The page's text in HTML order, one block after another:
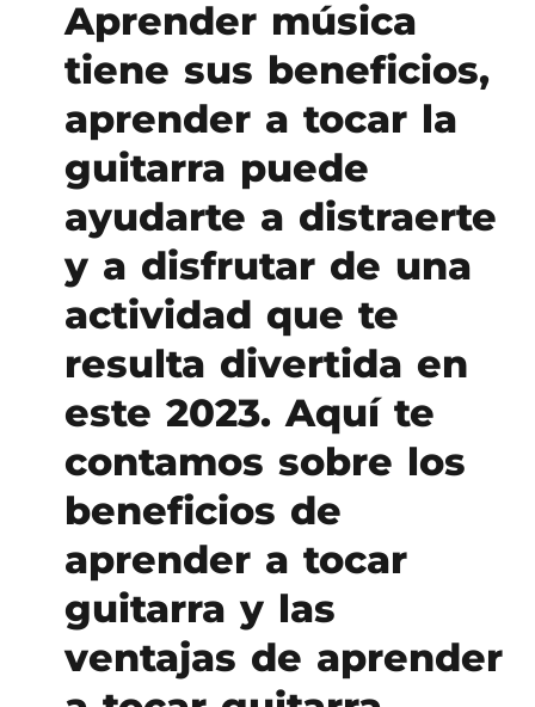
Aprender música
tiene sus beneficios,
aprender a tocar la
guitarra puede
ayudarte a distraerte
y a disfrutar de una
actividad que te
resulta divertida en
este 2023. Aquí te
contamos sobre los
beneficios de
aprender a tocar
guitarra y las
ventajas de aprender